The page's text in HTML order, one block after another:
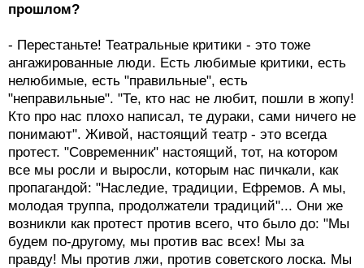
прошлом?
- Перестаньте! Театральные критики - это тоже
ангажированные люди. Есть любимые критики, есть
нелюбимые, есть "правильные", есть
"неправильные". "Те, кто нас не любит, пошли в жопу!
Кто про нас плохо написал, те дураки, сами ничего не
понимают". Живой, настоящий театр - это всегда
протест. "Современник" настоящий, тот, на котором
все мы росли и выросли, которым нас пичкали, как
пропагандой: "Наследие, традиции, Ефремов. А мы,
молодая труппа, продолжатели традиций"... Они же
возникли как протест против всего, что было до: "Мы
будем по-другому, мы против вас всех! Мы за
правду! Мы против лжи, против советского лоска. Мы